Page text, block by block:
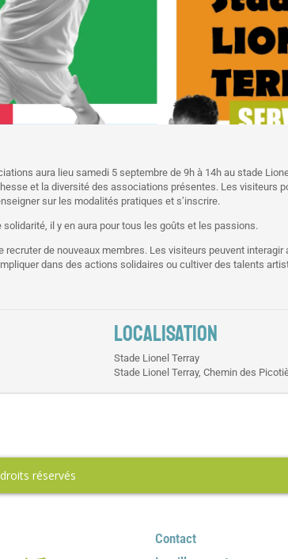
aura lieu samedi 5 septembre de 9h à 14h au stade
et la diversité des associations présentes. Les visiteurs
sur les modalités pratiques et s’inscrire.
solidarité, il y en aura pour tous les goûts et les passions.
de nouveaux membres. Les visiteurs peuvent
dans des actions solidaires ou cultiver des talents
LOCALISATION
Stade Lionel Terray
Stade Lionel Terray, Chemin des
réservés
Contact